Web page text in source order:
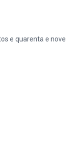
e quarenta e nove